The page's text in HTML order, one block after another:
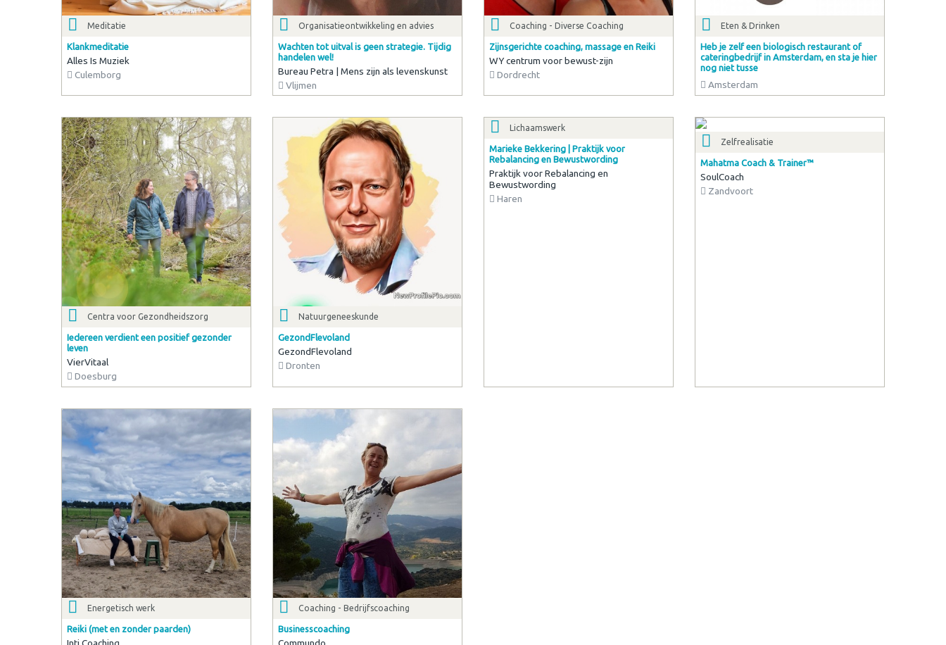
Meditatie
Klankmeditatie
Alles Is Muziek
Culemborg
Organisatieontwikkeling en advies
Wachten tot uitval is geen strategie. Tijdig
handelen wel!
Bureau Petra | Mens zijn als levenskunst
Vlijmen
Coaching - Diverse Coaching
Zijnsgerichte coaching, massage en Reiki
WY centrum voor bewust-zijn
Dordrecht
Eten & Drinken
Heb je zelf een biologisch restaurant of
cateringbedrijf in Amsterdam, en sta je hier
nog niet tusse
Amsterdam
Centra voor Gezondheidszorg
Iedereen verdient een positief gezonder
leven
VierVitaal
Doesburg
Natuurgeneeskunde
GezondFlevoland
GezondFlevoland
Dronten
Haren
Zelfrealisatie
Mahatma Coach & Trainer™
SoulCoach
Zandvoort
Reiki (met en zonder paarden) Businesscoaching